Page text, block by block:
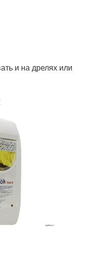
и на дрелях или